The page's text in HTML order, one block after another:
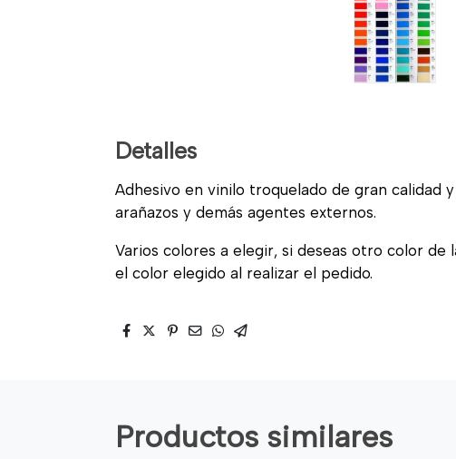
Detalles
Adhesivo en vinilo troquelado de gran calidad
arañazos y demás agentes externos.
Varios colores a elegir, si deseas otro color de
el color elegido al realizar el pedido.
Productos similares